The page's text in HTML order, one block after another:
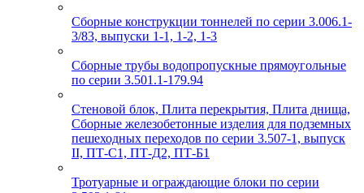
Сборные конструкции тоннелей по серии 3.006.1-
3/83, выпуски 1-1, 1-2, 1-3
Сборные трубы водопропускные прямоугольные
по серии 3.501.1-179.94
Стеновой блок, Плита перекрытия, Плита днища,
Сборные железобетонные изделия для подземных
пешеходных переходов по серии 3.507-1, выпуск
II, ПТ-С1, ПТ-Д2, ПТ-Б1
Тротуарные и ограждающие блоки по серии